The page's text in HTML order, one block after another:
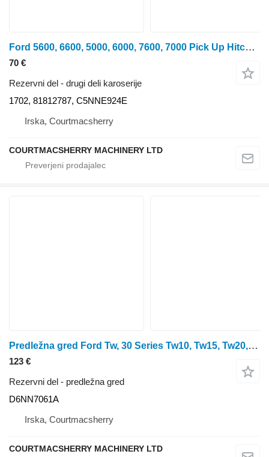
Ford 5600, 6600, 5000, 6000, 7600, 7000 Pick Up Hitch Lift Rod 1702
70 €
Rezervni del - drugi deli karoserije
1702, 81812787, C5NNE924E
Irska, Courtmacsherry
COURTMACSHERRY MACHINERY LTD
Predležna gred Ford Tw, 30 Series Tw10, Tw15, Tw20, 8530, 8630 Output Shaft D6nn7061 D6NN7061A za Ford 8730, 8830, 8630, 8530
123 €
Rezervni del - predležna gred
D6NN7061A
Irska, Courtmacsherry
COURTMACSHERRY MACHINERY LTD